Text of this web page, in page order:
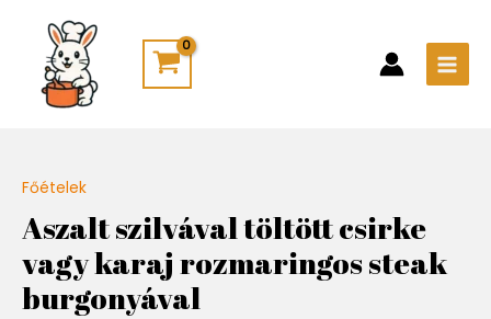
content
Főételek
Aszalt szilvával töltött csirke
vagy karaj rozmaringos steak
burgonyával
900 Ft
-
2